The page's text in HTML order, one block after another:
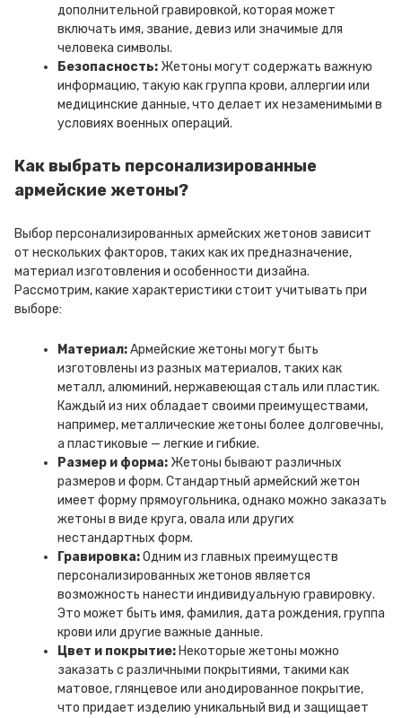
дополнительной гравировкой, которая может
включать имя, звание, девиз или значимые для
человека символы.
Безопасность: Жетоны могут содержать важную
информацию, такую как группа крови, аллергии или
медицинские данные, что делает их незаменимыми в
условиях военных операций.
Как выбрать персонализированные
армейские жетоны?
Выбор персонализированных армейских жетонов зависит
от нескольких факторов, таких как их предназначение,
материал изготовления и особенности дизайна.
Рассмотрим, какие характеристики стоит учитывать при
выборе:
Материал:Армейские жетоны могут быть
изготовлены из разных материалов, таких как
металл, алюминий, нержавеющая сталь или пластик.
Каждый из них обладает своими преимуществами,
например, металлические жетоны более долговечны,
а пластиковые — легкие и гибкие.
Размер и форма: Жетоны бывают различных
размеров и форм. Стандартный армейский жетон
имеет форму прямоугольника, однако можно заказать
жетоны в виде круга, овала или других
нестандартных форм.
Гравировка:Одним из главных преимуществ
персонализированных жетонов является
возможность нанести индивидуальную гравировку.
Это может быть имя, фамилия, дата рождения, группа
крови или другие важные данные.
Цвет и покрытие: Некоторые жетоны можно
заказать с различными покрытиями, такими как
матовое, глянцевое или анодированное покрытие,
что придает изделию уникальный вид и защищает